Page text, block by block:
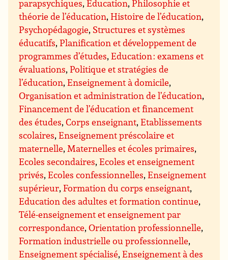
parapsychiques,Education,Philosophie et
théorie de l’éducation,Histoire de l’éducation,
Psychopédagogie, Structures et systèmes
éducatifs,Planification et développement de
programmes d’études,Education : examens et
évaluations,Politique et stratégies de
l’éducation,Enseignement à domicile,
Organisation et administration de l’éducation,
Financement de l’éducation et financement
des études,Corps enseignant,Etablissements
scolaires,Enseignement préscolaire et
maternelle,Maternelles et écoles primaires,
Ecoles secondaires,Ecoles et enseignement
privés,Ecoles confessionnelles,Enseignement
supérieur,Formation du corps enseignant,
Education des adultes et formation continue,
Télé-enseignement et enseignement par
correspondance,Orientation professionnelle,
Formation industrielle ou professionnelle,
Enseignement spécialisé,Enseignement à des